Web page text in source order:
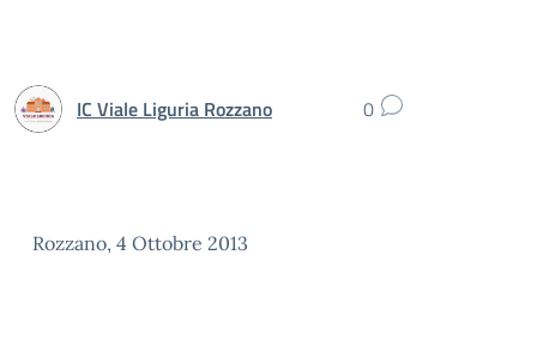
IC Viale Liguria Rozzano 0
Rozzano, 4 Ottobre 2013